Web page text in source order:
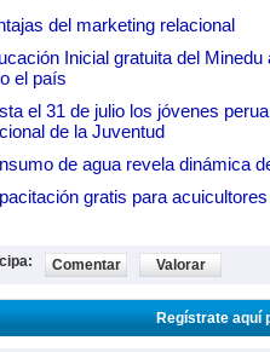
del marketing relacional
Inicial gratuita del
el país
el 31 de julio los jóvenes
de la Juventud
de agua revela dinámica
gratis para
Comentar Valorar
Regístrate aquí